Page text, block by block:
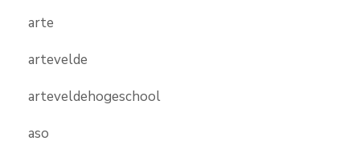
arte
artevelde
arteveldehogeschool
aso